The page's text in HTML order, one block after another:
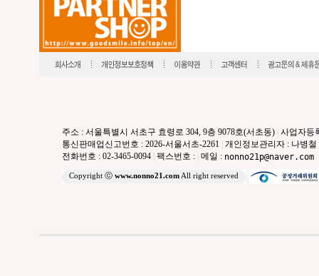
주소 : 서울특별시 서초구 효령로 304, 9층 9078호(서초동) 사업자등
통신판매업신고번호 : 2026-서울서초-2261 개인정보관리자 : 나병철
전화번호 : 02-3465-0094 팩스번호 : 메일 : nonno21p@naver.com
Copyright ⓒ www.nonno21.comAll right reserved